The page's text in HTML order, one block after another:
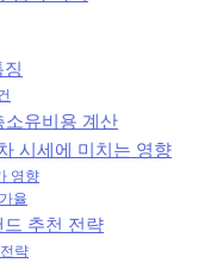
유비용 계산
시세에 미치는 영향
영향
율
추천 전략
략